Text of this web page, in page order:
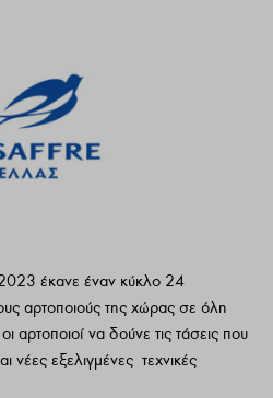
έκανε έναν κύκλο 24
αρτοποιούς της χώρας σε όλη
αρτοποιοί να δούνε τις τάσεις που
νέες εξελιγμένες τεχνικές